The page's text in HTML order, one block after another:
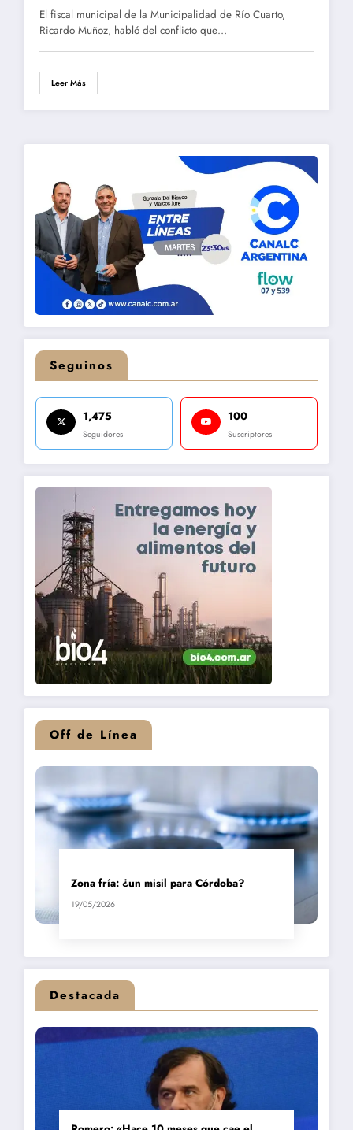
El fiscal municipal de la Municipalidad de Río Cuarto,
Ricardo Muñoz, habló del conflicto que…
Leer Más
Seguinos
1,475
Seguidores
100
Suscriptores
Off de Línea
Zona fría: ¿un misil para Córdoba?
19/05/2026
Destacada